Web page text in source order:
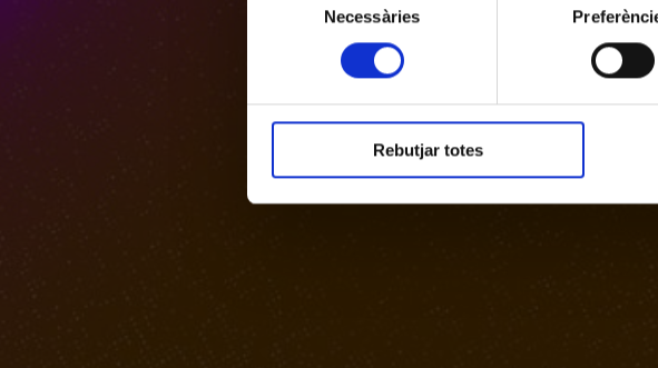
consentiment
Necessàries
Rebutjar totes